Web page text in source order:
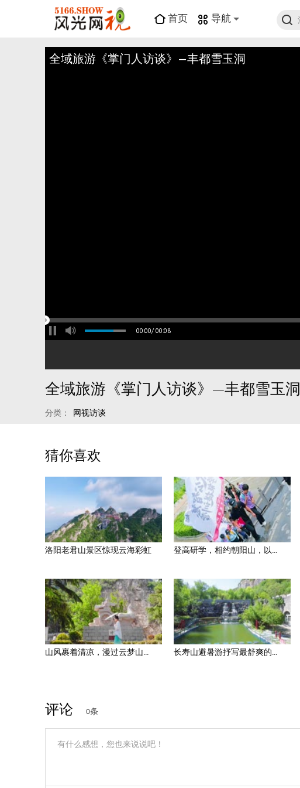
首页 导航
全域旅游《掌门人访谈》—丰都雪玉洞
00:00/00:08
全域旅游《掌门人访谈》—丰都雪玉洞
分类： 网视访谈
猜你喜欢
洛阳老君山景区惊现云海彩虹 登高研学，相约朝阳山，以...
山风裹着清凉，漫过云梦山... 长寿山避暑游抒写最舒爽的...
评论 0条